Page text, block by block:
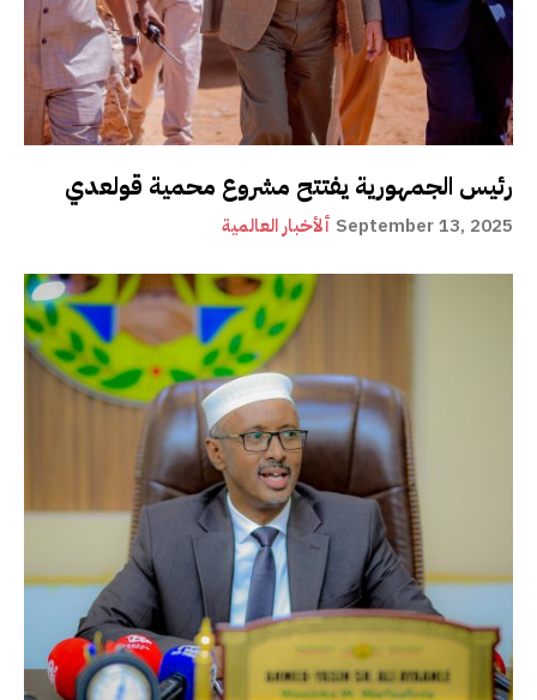
رئيس الجمهورية يفتتح مشروع محمية قولعدي
ألأخبار العالمية September 13, 2025